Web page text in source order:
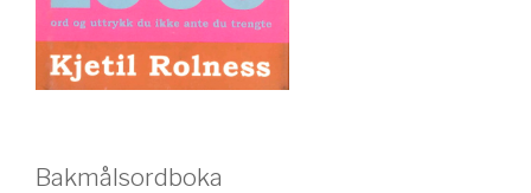
Bakmålsordboka